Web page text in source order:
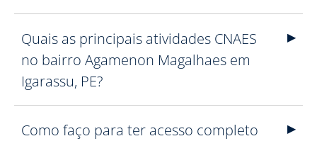
Quais as principais atividades CNAES
no bairro Agamenon Magalhaes em
Igarassu, PE?
Como faço para ter acesso completo